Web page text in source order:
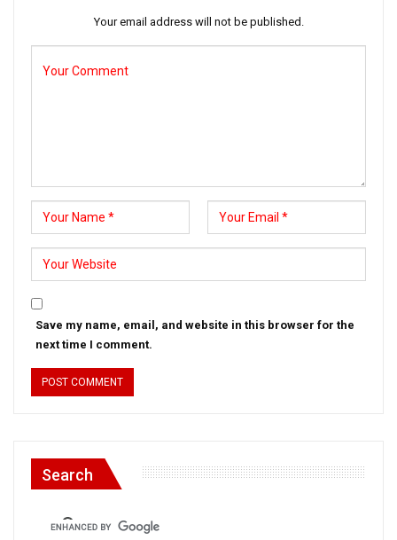
Your email address will not be published.
Save my name, email, and website in this browser for the
next time I comment.
Search